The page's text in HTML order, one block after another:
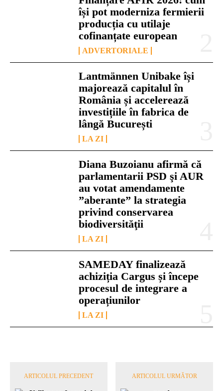
își pot moderniza fermierii
producția cu utilaje
cofinanțate european
ADVERTORIALE
Lantmännen Unibake își
majorează capitalul în
România și accelerează
investițiile în fabrica de
lângă București
LA ZI
Diana Buzoianu afirmă că
parlamentarii PSD şi AUR
au votat amendamente
”aberante” la strategia
privind conservarea
biodiversităţii
LA ZI
SAMEDAY finalizează
achiziția Cargus și începe
procesul de integrare a
operațiunilor
LA ZI
ARTICOLUL PRECEDENT ARTICOLUL URMĂTOR